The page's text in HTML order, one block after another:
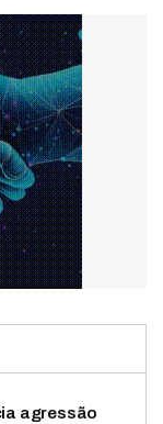
agressão